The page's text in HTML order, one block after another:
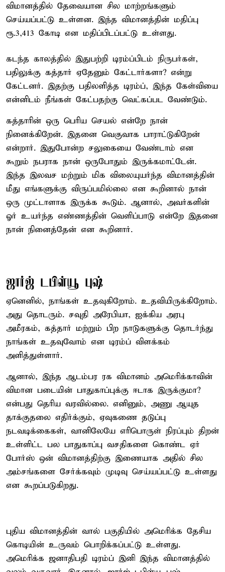
விமானத்தில் தேவையான சில மாற்றங்களும்
செய்யப்பட்டு உள்ளன. இந்த விமானத்தின் மதிப்பு
ரூ.3,413 கோடி என மதிப்பிடப்பட்டு உள்ளது.
கடந்த காலத்தில் இதுபற்றி டிரம்ப்பிடம் நிருபர்கள்,
பதிலுக்கு கத்தார் ஏதேனும் கேட்டார்களா? என்று
கேட்டனர். இதற்கு பதிலளித்த டிரம்ப், இந்த கேள்வியை
என்னிடம் நீங்கள் கேட்பதற்கு வெட்கப்பட வேண்டும்.
கத்தாரின் ஒரு பெரிய செயல் என்றே நான்
நினைக்கிறேன். இதனை வெகுவாக பாராட்டுகிறேன்
என்றார். இதுபோன்ற சலுகையை வேண்டாம் என
கூறும் நபராக நான் ஒருபோதும் இருக்கமாட்டேன்.
இந்த இலவச மற்றும் மிக விலையுயர்ந்த விமானத்தின்
மீது எங்களுக்கு விருப்பமில்லை என கூறினால் நான்
ஒரு முட்டாளாக இருக்க கூடும். ஆனால், அவர்களின்
ஓர் உயர்ந்த எண்ணத்தின் வெளிப்பாடு என்றே இதனை
நான் நினைத்தேன் என கூறினார்.
ஜார்ஜ் டபிள்யூ புஷ்
ஏனெனில், நாங்கள் உதவுகிறோம். உதவியிருக்கிறோம்.
அது தொடரும். சவுதி அரேபியா, ஐக்கிய அரபு
அமீரகம், கத்தார் மற்றும் பிற நாடுகளுக்கு தொடர்ந்து
நாங்கள் உதவுவோம் என டிரம்ப் விளக்கம்
அளித்துள்ளார்.
ஆனால், இந்த ஆடம்பர ரக விமானம் அமெரிக்காவின்
விமான படையின் பாதுகாப்புக்கு ஈடாக இருக்குமா?
என்பது தெரிய வரவில்லை. எனினும், அணு ஆயுத
தாக்குதலை எதிர்க்கும், ஏவுகணை தடுப்பு
நடவடிக்கைகள், வானிலேயே எரிபொருள் நிரப்பும் திறன்
உள்ளிட்ட பல பாதுகாப்பு வசதிகளை கொண்ட ஏர்
போர்ஸ் ஒன் விமானத்திற்கு இணையாக அதில் சில
அம்சங்களை சேர்க்கவும் முடிவு செய்யப்பட்டு உள்ளது
என கூறப்படுகிறது.
புதிய விமானத்தின் வால் பகுதியில் அமெரிக்க தேசிய
கொடியின் உருவம் பொறிக்கப்பட்டு உள்ளது.
அமெரிக்க ஜனாதிபதி டிரம்ப் இனி இந்த விமானத்தில்